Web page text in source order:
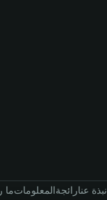
ماالمعلوماترائجةنبذة عنا